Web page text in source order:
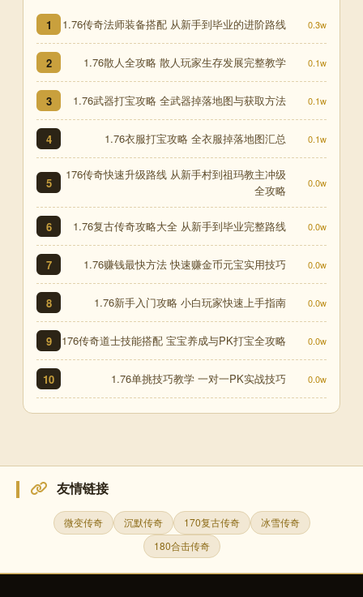
1 1.76传奇法师装备搭配 从新手到毕业的进阶路线 0.3w
2 1.76散人全攻略 散人玩家生存发展完整教学 0.1w
3 1.76武器打宝攻略 全武器掉落地图与获取方法 0.1w
4 1.76衣服打宝攻略 全衣服掉落地图汇总 0.1w
5
176传奇快速升级路线 从新手村到祖玛教主冲级
全攻略
0.0w
6 1.76复古传奇攻略大全 从新手到毕业完整路线 0.0w
7 1.76赚钱最快方法 快速赚金币元宝实用技巧 0.0w
8 1.76新手入门攻略 小白玩家快速上手指南 0.0w
9 176传奇道士技能搭配 宝宝养成与PK打宝全攻略 0.0w
10 1.76单挑技巧教学 一对一PK实战技巧 0.0w
友情链接
微变传奇 沉默传奇 170复古传奇
冰雪传奇
180合击传奇